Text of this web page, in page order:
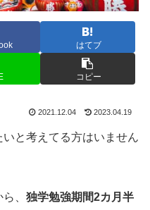
はてブ
コピー
2021.12.04 2023.04.19
と考えてる方はいません
、 独学勉強期間2カ月半